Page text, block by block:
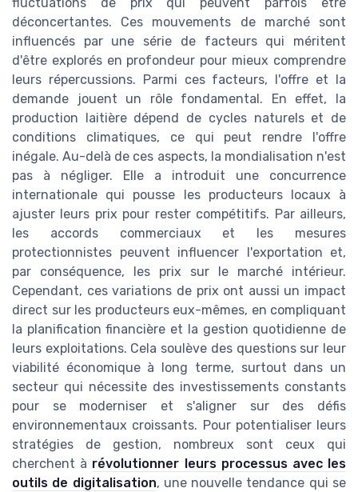
fluctuations de prix qui peuvent parfois être
déconcertantes. Ces mouvements de marché sont
influencés par une série de facteurs qui méritent
d'être explorés en profondeur pour mieux comprendre
leurs répercussions. Parmi ces facteurs, l'offre et la
demande jouent un rôle fondamental. En effet, la
production laitière dépend de cycles naturels et de
conditions climatiques, ce qui peut rendre l'offre
inégale. Au-delà de ces aspects, la mondialisation n'est
pas à négliger. Elle a introduit une concurrence
internationale qui pousse les producteurs locaux à
ajuster leurs prix pour rester compétitifs. Par ailleurs,
les accords commerciaux et les mesures
protectionnistes peuvent influencer l'exportation et,
par conséquence, les prix sur le marché intérieur.
Cependant, ces variations de prix ont aussi un impact
direct sur les producteurs eux-mêmes, en compliquant
la planification financière et la gestion quotidienne de
leurs exploitations. Cela soulève des questions sur leur
viabilité économique à long terme, surtout dans un
secteur qui nécessite des investissements constants
pour se moderniser et s'aligner sur des défis
environnementaux croissants. Pour potentialiser leurs
stratégies de gestion, nombreux sont ceux qui
cherchent à révolutionner leurs processus avec les
outils de digitalisation, une nouvelle tendance qui se